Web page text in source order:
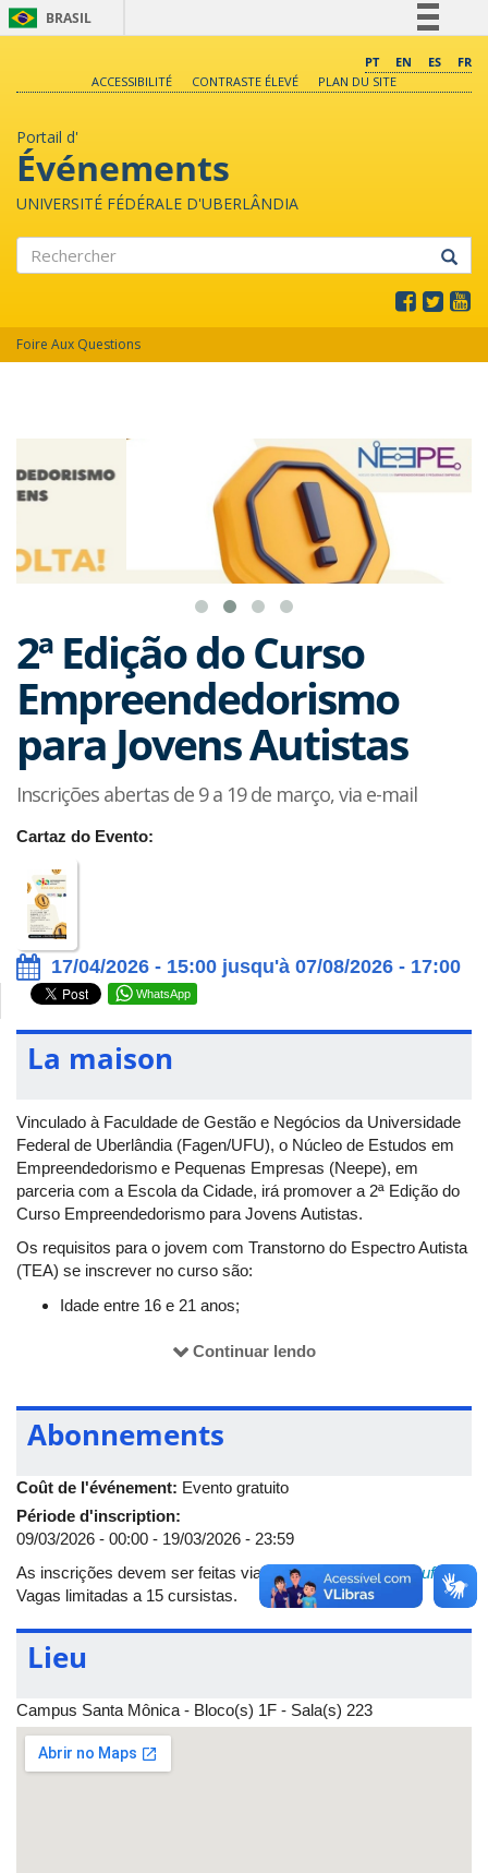
BRASIL
Comunica BR
PT EN ES
FR
ACCESSIBILITÉ
CONTRASTE ÉLEVÉ PLAN DU SITE
Portail d'
Événements
UNIVERSITÉ FÉDÉRALE D'UBERLÂNDIA
Foire Aux Questions
2ª Edição do Curso
Empreendedorismo
para Jovens Autistas
Inscrições abertas de 9 a 19 de março, via e-mail
Cartaz do Evento:
17/04/2026 - 15:00 jusqu'à 07/08/2026 - 17:00
WhatsApp
La maison
Vinculado à Faculdade de Gestão e Negócios da Universidade
Federal de Uberlândia (Fagen/UFU), o Núcleo de Estudos em
Empreendedorismo e Pequenas Empresas (Neepe), em
parceria com a Escola da Cidade, irá promover a 2ª Edição do
Curso Empreendedorismo para Jovens Autistas.
Os requisitos para o jovem com Transtorno do Espectro Autista
(TEA) se inscrever no curso são:
Idade entre 16 e 21 anos;
apresentação do laudo médico;
com aulas presenciais na sala 223 do Bloco 1F do Campus
Santa Mônica. As atividades do Programa “Empreendedorismo
para Jovens Autistas” serão ministradas por professores da
Fagen ou por pessoas com notório saber na área de
empreendedorismo. Para mais informações, leia a íntegra do
EDITAL.
Continuar lendo
Abonnements
Coût de l'événement: Evento gratuito
Période d'inscription:
09/03/2026 - 00:00 - 19/03/2026 - 23:59
As inscrições devem ser feitas via e-mail:
neepe@fagen.ufu.br
Vagas limitadas a 15 cursistas.
Lieu
Campus Santa Mônica - Bloco(s) 1F - Sala(s) 223